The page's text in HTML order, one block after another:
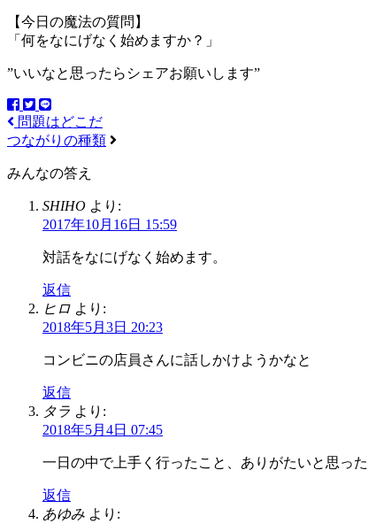
【今日の魔法の質問】
「何をなにげなく始めますか？」
”いいなと思ったらシェアお願いします”
問題はどこだ
つながりの種類
みんなの答え
SHIHO より:
2017年10月16日 15:59
対話をなにげなく始めます。
返信
ヒロ より:
2018年5月3日 20:23
コンビニの店員さんに話しかけようかなと
返信
タラ より:
2018年5月4日 07:45
一日の中で上手く行ったこと、ありがたいと思っ
返信
あゆみ より: